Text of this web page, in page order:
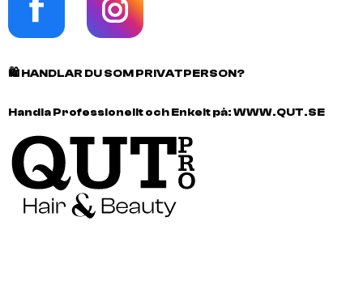
🛍️HANDLAR DU SOM PRIVATPERSON?
Handla Professionellt och Enkelt på:WWW.QUT.SE